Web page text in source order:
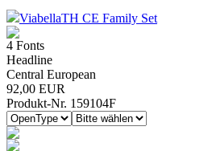
ViabellaTH CE Family Set
4 Fonts
Headline
Central European
92,00 EUR
Produkt-Nr. 159104F